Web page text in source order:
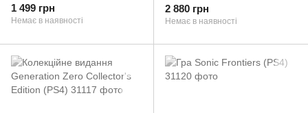
1 499 грн
Немає в наявності
2 880 грн
Немає в наявності